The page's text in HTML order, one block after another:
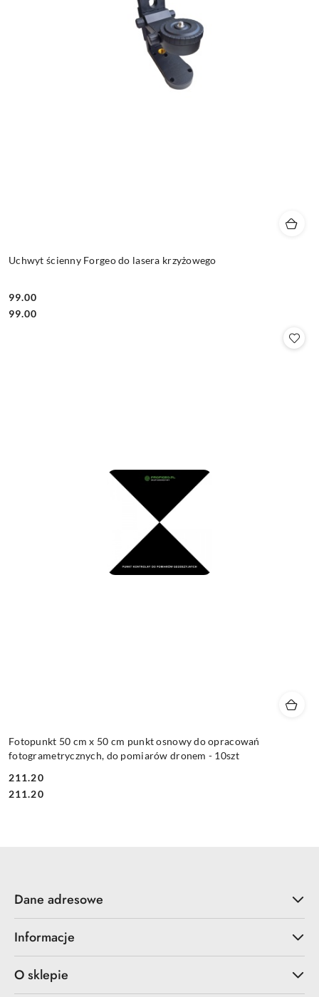
Uchwyt ścienny Forgeo do lasera krzyżowego
Cena:
99.00
Cena:
99.00
Fotopunkt 50 cm x 50 cm punkt osnowy do opracowań
fotogrametrycznych, do pomiarów dronem - 10szt
Cena:
211.20
Cena:
211.20
Dane adresowe
Informacje
O sklepie